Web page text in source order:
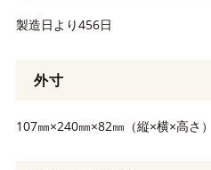
製造日より456日
外寸
107㎜×240㎜×82㎜（縦×横×高さ）